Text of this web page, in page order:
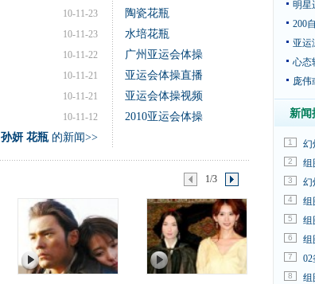
10-11-23
10-11-23
10-11-22
10-11-21
10-11-21
10-11-12
孙妍 花瓶的新闻>>
陶瓷花瓶
水培花瓶
广州亚运会体操
亚运会体操直播
亚运会体操视频
2010亚运会体操
1/3
明星
200
亚运
心态
庞伟
新闻
1 幻
2 组
3 幻
4 组
5 组
6 组
7
8 组